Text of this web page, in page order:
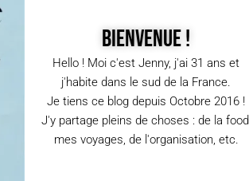
Bienvenue !
Hello ! Moi c'est Jenny, j'ai 31 ans et
j'habite dans le sud de la France.
Je tiens ce blog depuis Octobre 2016 !
J'y partage pleins de choses : de la food,
mes voyages, de l'organisation, etc.